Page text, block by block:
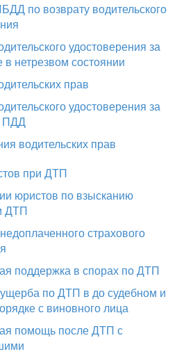
по возврату водительского
удостоверения за
в нетрезвом состоянии
прав
удостоверения за
ПДД
водительских прав
при ДТП
юристов по взысканию
ДТП
страхового
поддержка в спорах по ДТП
по ДТП в до судебном и
с виновного лица
помощь после ДТП с